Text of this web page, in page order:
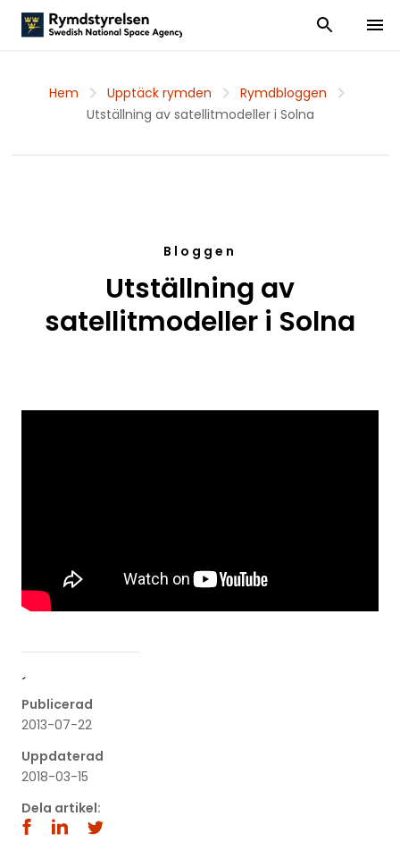
Visa och dölj
Visa
Hem Upptäck rymden
Rymdbloggen
Utställning av satellitmodeller i Solna
Bloggen
Utställning av
satellitmodeller i Solna
´
Publicerad
2013-07-22
Uppdaterad
2018-03-15
Dela artikel: